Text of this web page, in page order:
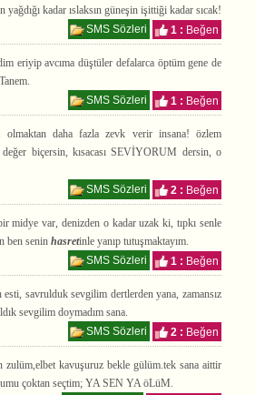
yağdığı kadar ıslaksın güneşin işittiği kadar sıcak!
SMS Sözleri
1 : Beğen
eriyip avcıma düştüler defalarca öptüm gene de
SMS Sözleri
1 : Beğen
olmaktan daha fazla zevk verir insana! özlem
biçersin, kısacası SEVİYORUM dersin, o
SMS Sözleri
2 : Beğen
midye var, denizden o kadar uzak ki, tıpkı senle
ben senin hasretinle yanıp tutuşmaktayım.
SMS Sözleri
1 : Beğen
savrulduk sevgilim dertlerden yana, zamansız
sevgilim doymadım sana.
SMS Sözleri
2 : Beğen
zulüm,elbet kavuşuruz bekle gülüm.tek sana aittir
çoktan seçtim; YA SEN YA öLüM.